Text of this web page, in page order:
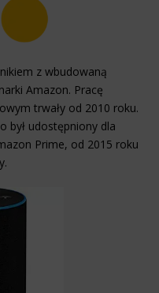
z wbudowaną
Amazon. Pracę
trwały od 2010 roku.
był udostępniony dla
Prime, od 2015 roku